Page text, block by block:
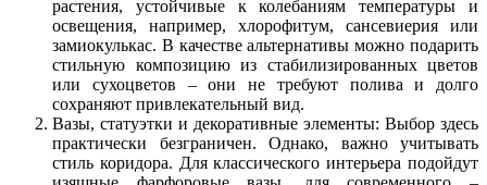
растения, устойчивые к колебаниям температуры и
освещения, например, хлорофитум, сансевиерия или
замиокулькас. В качестве альтернативы можно подарить
стильную композицию из стабилизированных цветов
или сухоцветов – они не требуют полива и долго
сохраняют привлекательный вид.
Вазы, статуэтки и декоративные элементы: Выбор здесь
практически безграничен. Однако, важно учитывать
стиль коридора. Для классического интерьера подойдут